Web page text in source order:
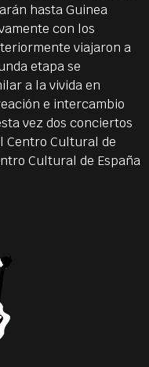
hasta Guinea
con los
viajaron a
etapa se
a la vivida en
e intercambio
vez dos conciertos
Centro Cultural de
Cultural de España